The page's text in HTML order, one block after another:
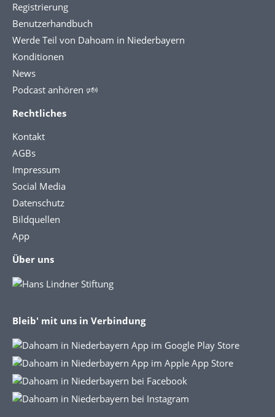
Registrierung
Benutzerhandbuch
Werde Teil von Dahoam in Niederbayern
Konditionen
News
Podcast anhören 🕬
Rechtliches
Kontakt
AGBs
Impressum
Social Media
Datenschutz
Bildquellen
App
Über uns
Bleib' mit uns in Verbindung